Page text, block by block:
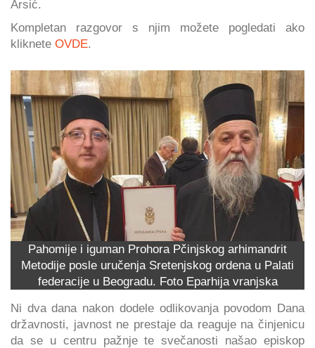
Arsić.
Kompletan razgovor s njim možete pogledati ako
kliknete OVDE.
Pahomije i iguman Prohora Pčinjskog arhimandrit
Metodije posle uručenja Sretenjskog ordena u Palati
federacije u Beogradu. Foto Eparhija vranjska
Ni dva dana nakon dodele odlikovanja povodom Dana
državnosti, javnost ne prestaje da reaguje na činjenicu
da se u centru pažnje te svečanosti našao episkop